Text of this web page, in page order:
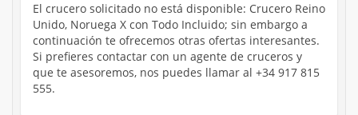
El crucero solicitado no está disponible: Crucero Reino
Unido, Noruega X con Todo Incluido; sin embargo a
continuación te ofrecemos otras ofertas interesantes.
Si prefieres contactar con un agente de cruceros y
que te asesoremos, nos puedes llamar al +34 917 815
555.